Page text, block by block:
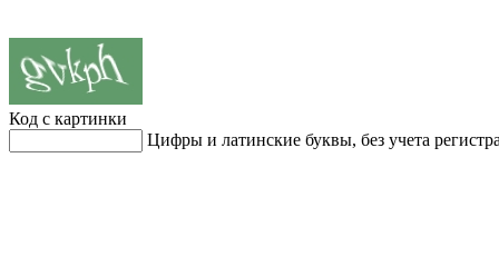
Код с картинки
Цифры и латинские буквы, без учета